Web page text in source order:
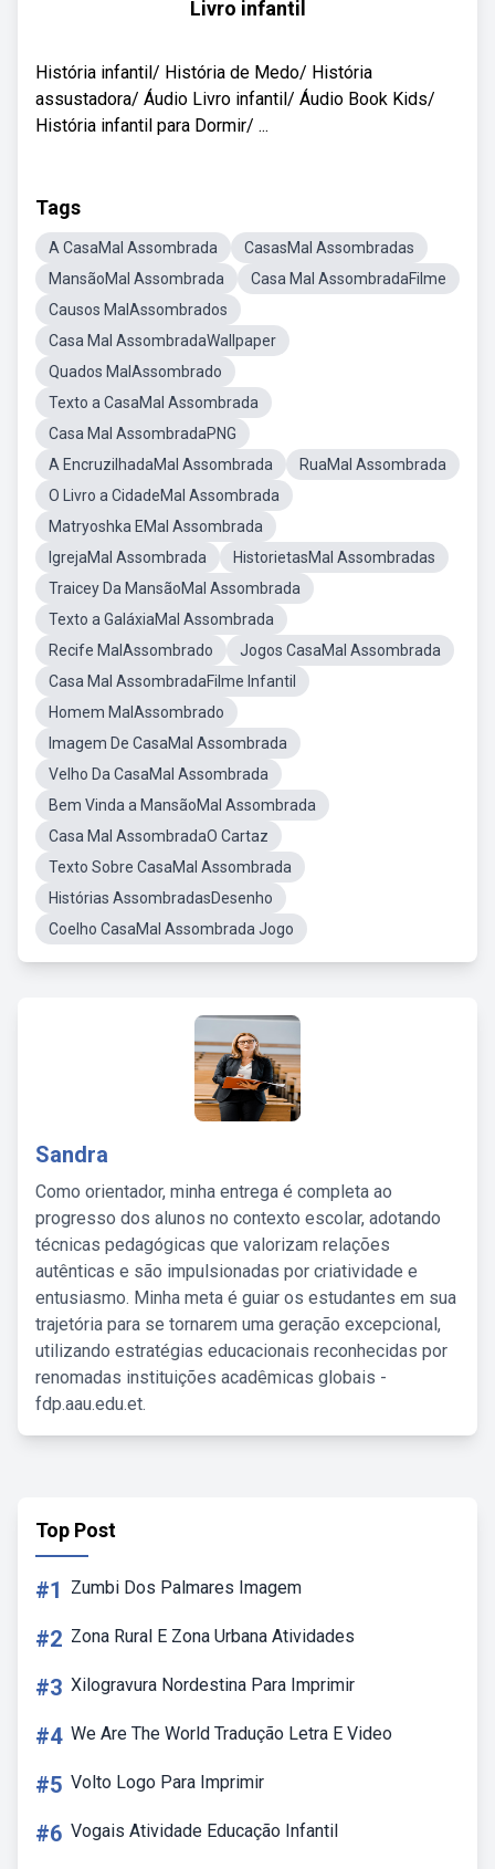
Livro infantil
História infantil/ História de Medo/ História
assustadora/ Áudio Livro infantil/ Áudio Book Kids/
História infantil para Dormir/ ...
Tags
A CasaMal Assombrada
CasasMal Assombradas
MansãoMal Assombrada
Casa Mal AssombradaFilme
Causos MalAssombrados
Casa Mal AssombradaWallpaper
Quados MalAssombrado
Texto a CasaMal Assombrada
Casa Mal AssombradaPNG
A EncruzilhadaMal Assombrada
RuaMal Assombrada
O Livro a CidadeMal Assombrada
Matryoshka EMal Assombrada
IgrejaMal Assombrada
HistorietasMal Assombradas
Traicey Da MansãoMal Assombrada
Texto a GaláxiaMal Assombrada
Recife MalAssombrado
Jogos CasaMal Assombrada
Casa Mal AssombradaFilme Infantil
Homem MalAssombrado
Imagem De CasaMal Assombrada
Velho Da CasaMal Assombrada
Bem Vinda a MansãoMal Assombrada
Casa Mal AssombradaO Cartaz
Texto Sobre CasaMal Assombrada
Histórias AssombradasDesenho
Coelho CasaMal Assombrada Jogo
Sandra
Como orientador, minha entrega é completa ao
progresso dos alunos no contexto escolar, adotando
técnicas pedagógicas que valorizam relações
autênticas e são impulsionadas por criatividade e
entusiasmo. Minha meta é guiar os estudantes em sua
trajetória para se tornarem uma geração excepcional,
utilizando estratégias educacionais reconhecidas por
renomadas instituições acadêmicas globais -
fdp.aau.edu.et.
Top Post
#1 Zumbi Dos Palmares Imagem
#2 Zona Rural E Zona Urbana Atividades
#3 Xilogravura Nordestina Para Imprimir
#4 We Are The World Tradução Letra E Video
#5 Volto Logo Para Imprimir
#6 Vogais Atividade Educação Infantil